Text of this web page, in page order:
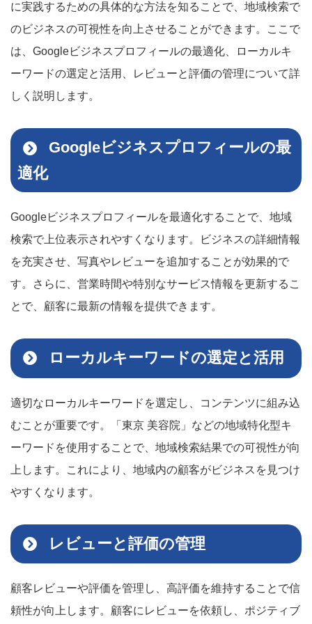
に実践するための具体的な方法を知ることで、地域検索で
のビジネスの可視性を向上させることができます。ここで
は、Googleビジネスプロフィールの最適化、ローカルキ
ーワードの選定と活用、レビューと評価の管理について詳
しく説明します。
Googleビジネスプロフィールの最
適化
Googleビジネスプロフィールを最適化することで、地域
検索で上位表示されやすくなります。ビジネスの詳細情報
を充実させ、写真やレビューを追加することが効果的で
す。さらに、営業時間や特別なサービス情報を更新するこ
とで、顧客に最新の情報を提供できます。
ローカルキーワードの選定と活用
適切なローカルキーワードを選定し、コンテンツに組み込
むことが重要です。「東京 美容院」などの地域特化型キ
ーワードを使用することで、地域検索結果での可視性が向
上します。これにより、地域内の顧客がビジネスを見つけ
やすくなります。
レビューと評価の管理
顧客レビューや評価を管理し、高評価を維持することで信
頼性が向上します。顧客にレビューを依頼し、ポジティブ